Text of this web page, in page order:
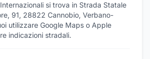
si trova in Strada Statale
91, 28822 Cannobio, Verbano-
utilizzare Google Maps o Apple
indicazioni stradali.